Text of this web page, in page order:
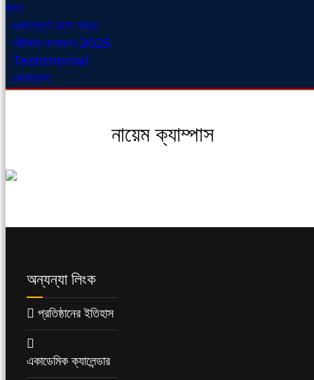
ব্লগ
গুরুত্বপূর্ণ ফোন নম্বর
পরীক্ষার ফলাফল-2025
Testimonial
যোগাযোগ
নায়েম ক্যাম্পাস
অন্যন্যা লিংক
প্রতিষ্ঠানের ইতিহাস
একাডেমিক ক্যালেন্ডার